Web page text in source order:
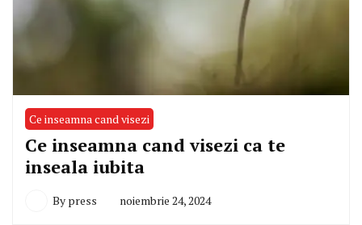
Ce inseamna cand visezi
Ce inseamna cand visezi ca te
inseala iubita
By press noiembrie 24, 2024